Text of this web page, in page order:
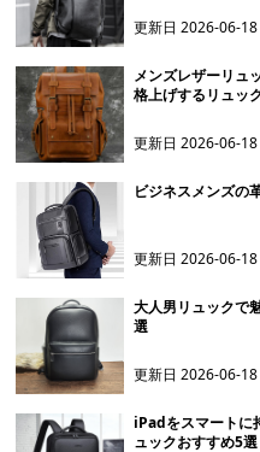
更新日2026-06-18
メンズレザーリュ
格上げするリュッ
更新日2026-06-18
ビジネスメンズの
更新日2026-06-18
大人男リュックで
選
更新日2026-06-18
iPadをスマートに
ュックおすすめ5選